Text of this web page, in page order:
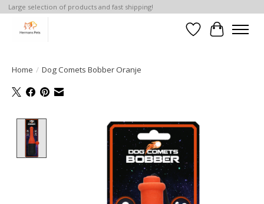
Large selection of products and fast shipping!
Verlanglijst
Home / Dog Comets Bobber Oranje
Product image slideshow Items